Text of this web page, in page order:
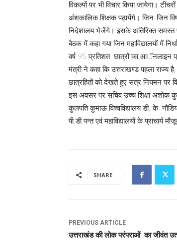
विकल्पों पर भी विचार किया जायेगा।
अंशकालिक शिक्षक पढ़ायेंगे। जिन-जिन
निदेशालय भेजेंगे। इसके अतिरिक्त समस्त
बैठक में कहा गया जिन महाविद्यालयों में
वर्ष 95 प्रतिशत छात्रों का आॅनलाइन
मंत्री ने कहा कि उत्तराखण्ड पहला राज्य
छात्रहितों को देखते हुए सत्र नियमन पर
इस अवसर पर सचिव उच्च शिक्षा अशोक
कुलपति कुमाऊ विश्वविद्यालय डी. के.
पी.डी.पन्त एवं महाविद्यालयों के प्राचार्य
SHARE
PREVIOUS ARTICLE
उत्तराखंड की लोक परंपराओं का जीवंत